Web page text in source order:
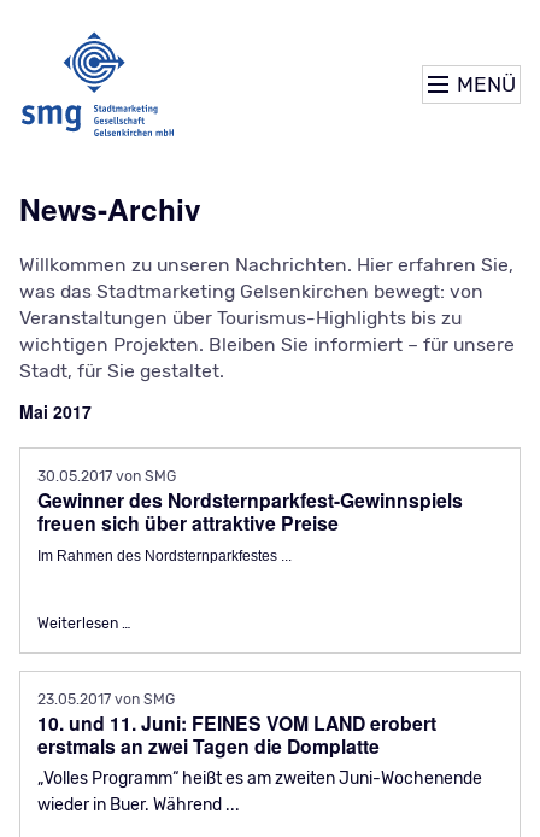
MENÜ
News-Archiv
Willkommen zu unseren Nachrichten. Hier erfahren Sie,
was das Stadtmarketing Gelsenkirchen bewegt: von
Veranstaltungen über Tourismus-Highlights bis zu
wichtigen Projekten. Bleiben Sie informiert – für unsere
Stadt, für Sie gestaltet.
Mai 2017
30.05.2017von SMG
Gewinner des Nordsternparkfest-Gewinnspiels
freuen sich über attraktive Preise
Im Rahmen des Nordsternparkfestes ...
Weiterlesen …
23.05.2017von SMG
10. und 11. Juni: FEINES VOM LAND erobert
erstmals an zwei Tagen die Domplatte
„Volles Programm“ heißt es am zweiten Juni-Wochenende
wieder in Buer. Während ...